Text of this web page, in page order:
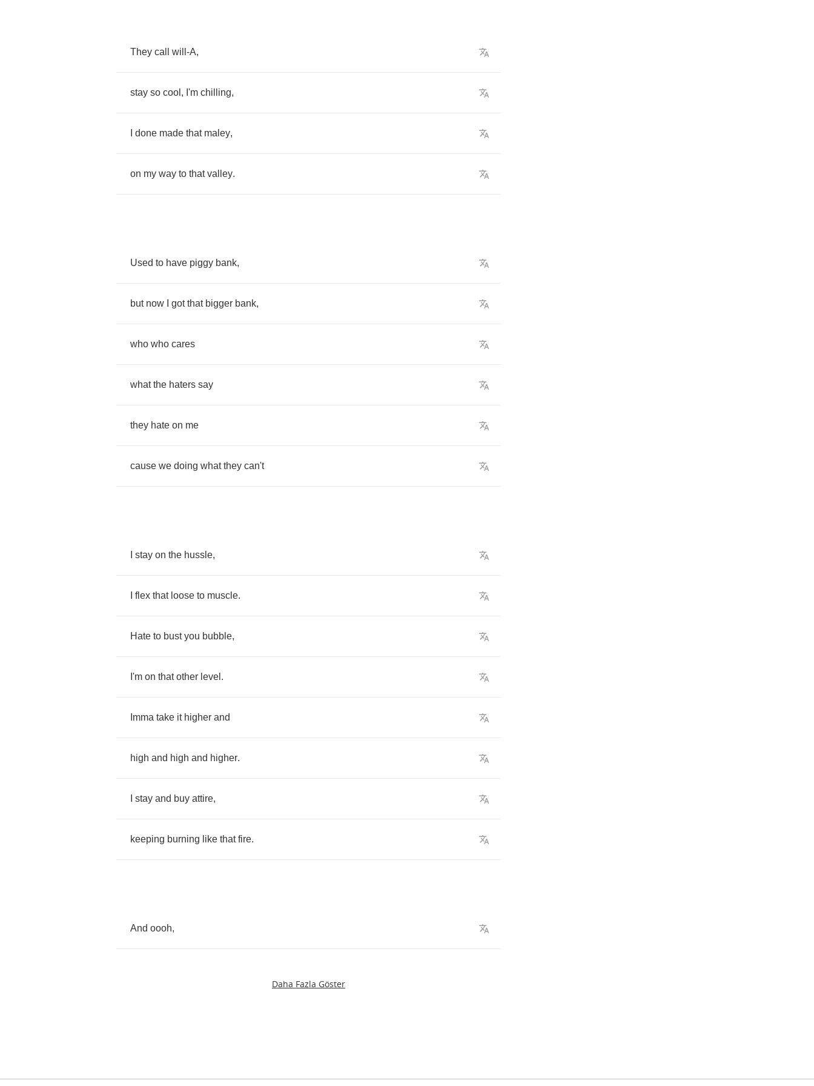
They call will -A,
stay so cool , I'm chilling,
done made that maley,
on my way to that valley.
Used to have piggy bank,
but now got that bigger bank,
who who cares
what the haters say
they hate on me
cause we doing what they can't
stay on the hussle,
flex that loose to muscle.
Hate to bust you bubble,
I'm on that other level .
Imma take it higher and
high and high and higher.
stay and buy attire,
keeping burning like that fire.
And oooh,
Daha Fazla Göster